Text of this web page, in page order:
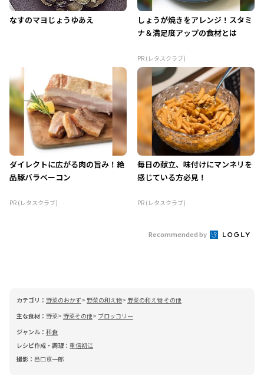
なすのマヨじょうゆあえ
しょうが焼きをアレンジ！スタミ
ナ＆満足度アップの食材とは
PR (レタスクラブ)
ダイレクトに広がる肉の旨み！絶
品豚バラベーコン
PR (レタスクラブ)
毎日の献立、味付けにマンネリを
感じている方必見！
PR (レタスクラブ)
Recommended by
カテゴリ： 野菜のおかず 野菜の和え物
野菜の和え物 その他
主な食材： 野菜 野菜その他
ブロッコリー
ジャンル： 和食
レシピ作成・調理： 重信初江
撮影： 邑口京一郎